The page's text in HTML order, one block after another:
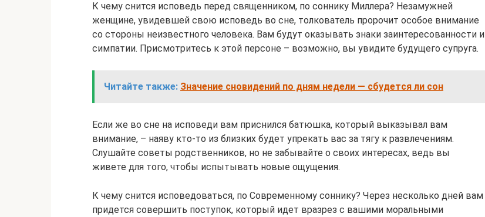
К чему снится исповедь перед священником, по соннику Миллера? Незамужней
женщине, увидевшей свою исповедь во сне, толкователь пророчит особое внимание
со стороны неизвестного человека. Вам будут оказывать знаки заинтересованности и
симпатии. Присмотритесь к этой персоне – возможно, вы увидите будущего супруга.
Читайте также: Значение сновидений по дням недели — сбудется ли сон
Если же во сне на исповеди вам приснился батюшка, который выказывал вам
внимание, – наяву кто-то из близких будет упрекать вас за тягу к развлечениям.
Слушайте советы родственников, но не забывайте о своих интересах, ведь вы
живете для того, чтобы испытывать новые ощущения.
К чему снится исповедоваться, по Современному соннику? Через несколько дней вам
придется совершить поступок, который идет вразрез с вашими моральными